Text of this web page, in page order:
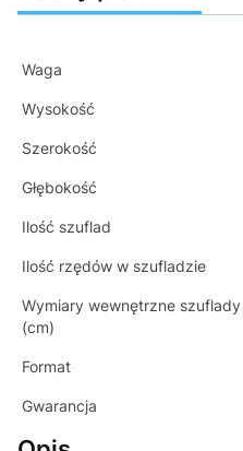
Waga
Wysokość
Szerokość
Głębokość
Ilość szuflad
Ilość rzędów w szufladzie
Wymiary wewnętrzne szuflady
(cm)
Format
Gwarancja